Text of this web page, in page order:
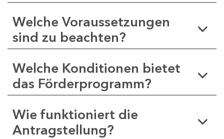
Welche Voraussetzungen
sind zu beachten?
Welche Konditionen bietet
das Förderprogramm?
Wie funktioniert die
Antragstellung?